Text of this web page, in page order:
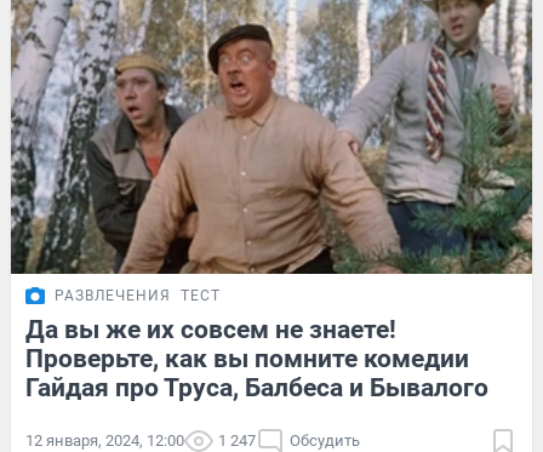
РАЗВЛЕЧЕНИЯ ТЕСТ
Да вы же их совсем не знаете!
Проверьте, как вы помните комедии
Гайдая про Труса, Балбеса и Бывалого
12 января, 2024, 12:00 1 247 Обсудить